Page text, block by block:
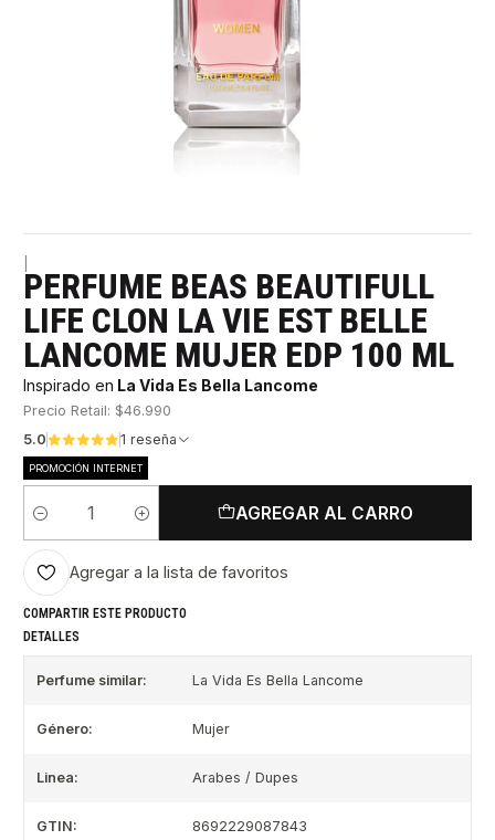
PERFUME BEAS BEAUTIFULL
LIFE CLON LA VIE EST BELLE
LANCOME MUJER EDP 100 ML
Inspirado en La Vida Es Bella Lancome
Precio Retail: $46.990
5.0
1 reseña
PROMOCIÓN INTERNET
Cantidad
AGREGAR AL CARRO
Agregar a la lista de favoritos
COMPARTIR ESTE PRODUCTO
DETALLES
Perfume similar: La Vida Es Bella Lancome
Género: Mujer
Linea: Arabes / Dupes
GTIN: 8692229087843